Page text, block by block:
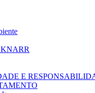
KNARR
E